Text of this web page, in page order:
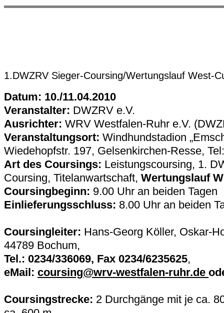
1.DWZRV Sieger-Coursing/Wertungslauf West-
Datum: 10./11.04.2010
Veranstalter: DWZRV e.V.
Ausrichter: WRV Westfalen-Ruhr e.V.
Veranstaltungsort: Windhundstadion
Wiedehopfstr. 197, Gelsenkirchen-Resse,
Art des Coursings: Leistungscoursing, 1.
Coursing, Titelanwartschaft, Wertungslauf
Coursingbeginn: 9.00 Uhr an beiden Tagen
Einlieferungsschluss: 8.00 Uhr an beiden
Coursingleiter: Hans-Georg Köller, Oskar-
44789 Bochum,
Tel.: 0234/336069, Fax 0234/6235625,
eMail: coursing@wrv-westfalen-ruhr.de
Coursingstrecke: 2 Durchgänge mit je ca.